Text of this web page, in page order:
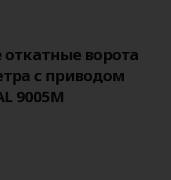
ворота
с приводом
9005M